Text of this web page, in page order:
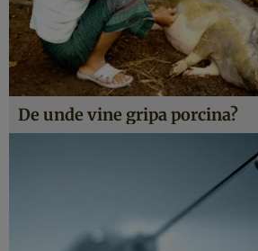
De unde vine gripa porcina?